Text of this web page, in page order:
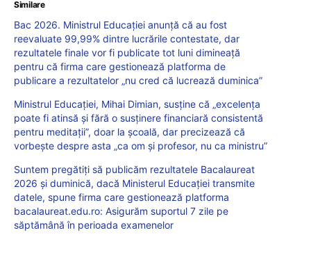
Similare
Bac 2026. Ministrul Educației anunță că au fost
reevaluate 99,99% dintre lucrările contestate, dar
rezultatele finale vor fi publicate tot luni dimineață
pentru că firma care gestionează platforma de
publicare a rezultatelor „nu cred că lucrează duminica”
Ministrul Educației, Mihai Dimian, susține că „excelența
poate fi atinsă și fără o susținere financiară consistentă
pentru meditații”, doar la școală, dar precizează că
vorbește despre asta „ca om și profesor, nu ca ministru”
Suntem pregătiți să publicăm rezultatele Bacalaureat
2026 și duminică, dacă Ministerul Educației transmite
datele, spune firma care gestionează platforma
bacalaureat.edu.ro: Asigurăm suportul 7 zile pe
săptămână în perioada examenelor